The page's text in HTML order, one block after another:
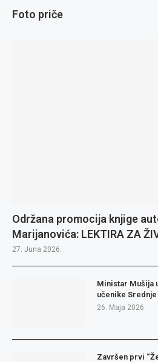
Foto priče
Održana promocija knjige
Marijanovića: LEKTIRA ZA
27. Juna 2026.
Ministar Mušija
učenike
26. Maja 2026.
Završen prvi